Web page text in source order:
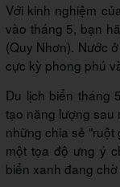
Với kinh nghiệm
vào tháng 5, bạn
(Quy Nhơn). Nước
cực kỳ phong phú
Du lịch biển tháng
tạo năng lượng sau
những chia sẻ
một tọa độ ưng ý
biển xanh đang